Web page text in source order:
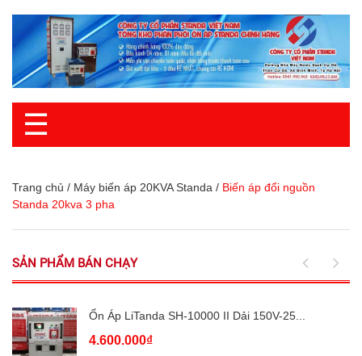
☰
Trang chủ / Máy biến áp 20KVA Standa / Biến áp đổi nguồn
Standa 20kva 3 pha
SẢN PHẨM BÁN CHẠY
Ổn Áp LiTanda SH-10000 II Dải 150V-25...
4.600.000₫